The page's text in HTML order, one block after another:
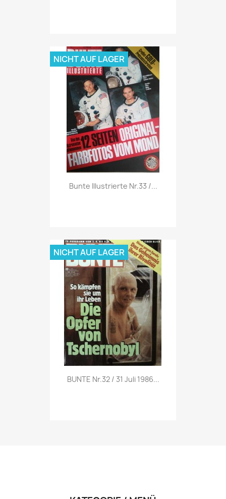
Vorschau
Bunte Illustrierte Nr.33 /...
NICHT AUF LAGER
Vorschau
BUNTE Nr.32 / 31 Juli 1986...
NICHT AUF LAGER